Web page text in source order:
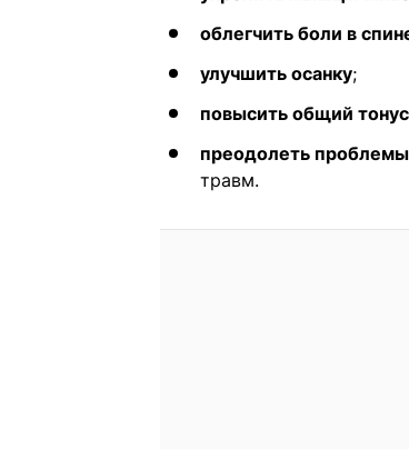
облегчить боли в
улучшить осанку;
повысить общий
преодолеть
травм.